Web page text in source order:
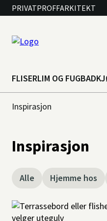
PRIVATPROFFARKITEKT
FLISERLIM OG FUGBAD
Inspirasjon
Inspirasjon
Alle Hjemme hos